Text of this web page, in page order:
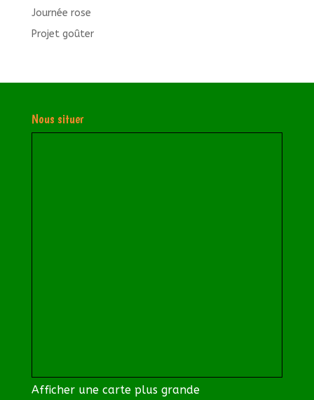
Journée rose
Projet goûter
Nous situer
Afficher une carte plus grande